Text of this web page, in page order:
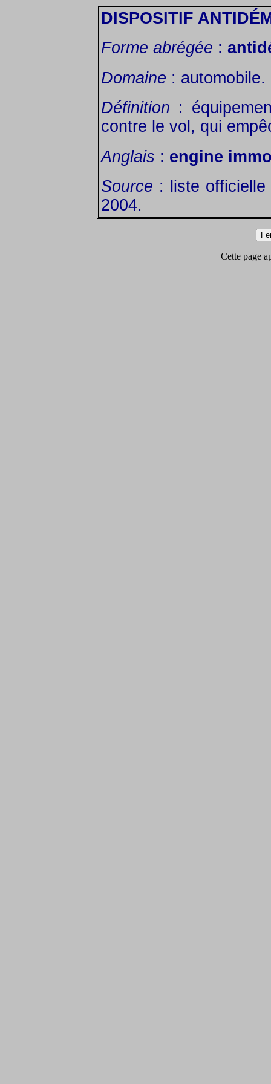
DISPOSITIF
Forme abrégée :
Domaine : automobile.
Définition :
contre le vol, qui
Anglais : engine
Source : liste
2004.
Cette page